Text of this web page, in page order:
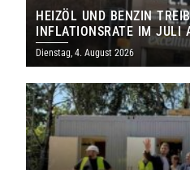
HEIZÖL UND BENZIN
INFLATIONSRATE IM JULI
Dienstag, 4. August 2026